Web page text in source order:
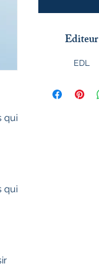
qui
qui
Editeur
EDL